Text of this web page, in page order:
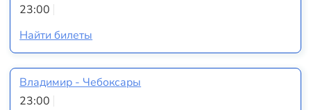
23:00
Найти билеты
Владимир - Чебоксары
23:00